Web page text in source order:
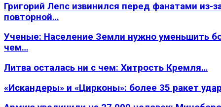
Григорий Лепс извинился перед фанатами из-
повторной…
Ученые: Население Земли нужно уменьшить
чем…
Литва осталась ни с чем: Хитрость Кремля…
«Искандеры» и «Цирконы»: более 35 ракет